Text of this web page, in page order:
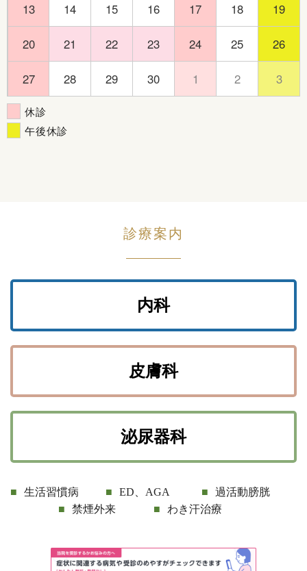
13 14 15 16 17 18 19
20 21 22 23 24 25 26
27 28 29 30 1 2 3
休診
午後休診
診療案内
内科
皮膚科
泌尿器科
生活習慣病 ED、AGA
過活動膀胱
禁煙外来
わき汗治療